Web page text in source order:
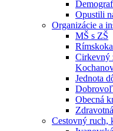
Opustili
Organizácie a
MŠ s ZŠ
Cirkevný
Jednota
Obecná
Cestovný ruch,